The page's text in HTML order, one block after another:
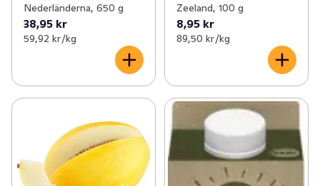
Nederländerna, 650 g
38,95 kr
59,92 kr /kg
Zeeland, 100 g
8,95 kr
89,50 kr /kg